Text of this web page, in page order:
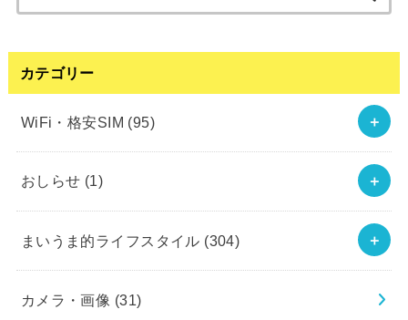
索:
カテゴリー
WiFi・格安SIM (95)
おしらせ (1)
まいうま的ライフスタイル (304)
カメラ・画像 (31)